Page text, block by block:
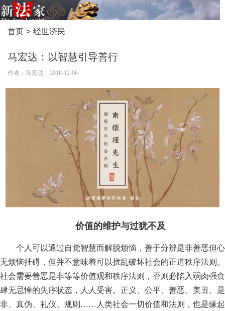
首页 > 经世济民
马宏达：以智慧引导善行
作者：马宏达 2018-12-06
价值的维护与过犹不及
个人可以通过自觉智慧而解脱烦恼，善于分辨是非善恶但心
无烦恼挂碍，但并不意味着可以扰乱破坏社会的正道秩序法则。
社会需要善恶是非等等价值观和秩序法则，否则必陷入弱肉强食
肆无忌惮的失序状态，人人受害。正义、公平、善恶、美丑、是
非、真伪、礼仪、规则……人类社会一切价值和法则，也是缘起